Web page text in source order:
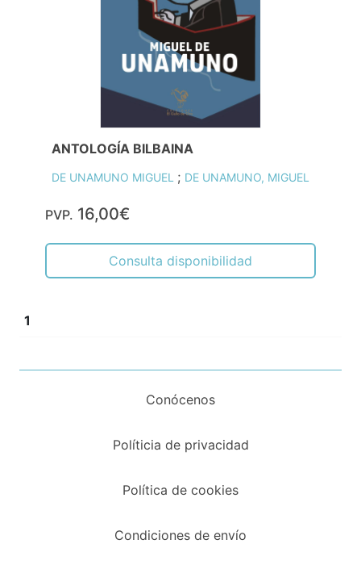
ANTOLOGÍA BILBAINA
DE UNAMUNO MIGUEL ; DE UNAMUNO, MIGUEL
PVP. 16,00€
Consulta disponibilidad
1
Conócenos
Políticia de privacidad
Política de cookies
Condiciones de envío